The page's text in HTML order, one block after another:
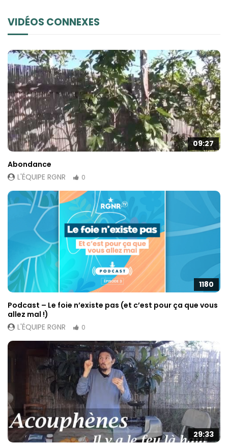
VIDÉOS CONNEXES
09:27
Abondance
L'ÉQUIPE RGNR
0
1180
Podcast – Le foie n’existe pas (et c’est pour ça que vous
allez mal !)
L'ÉQUIPE RGNR
0
29:33